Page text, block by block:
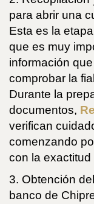
para abrir una
Esta es la
que es muy
información
comprobar la
Durante la
documentos,
verifican
comenzando
con la
3. Obtención
banco de